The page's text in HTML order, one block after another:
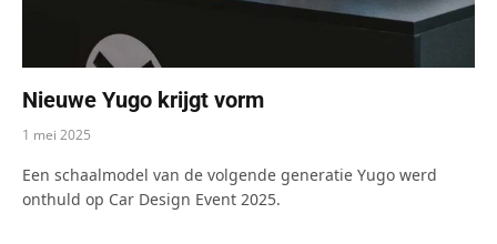
Nieuwe Yugo krijgt vorm
1 mei 2025
Een schaalmodel van de volgende generatie Yugo werd
onthuld op Car Design Event 2025.